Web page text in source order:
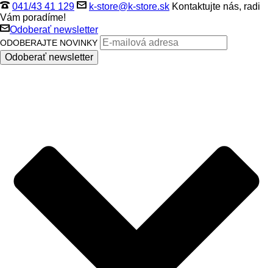
041/43 41 129 k-store@k-store.sk Kontaktujte nás, radi
Vám poradíme!
Odoberať newsletter
ODOBERAJTE NOVINKY